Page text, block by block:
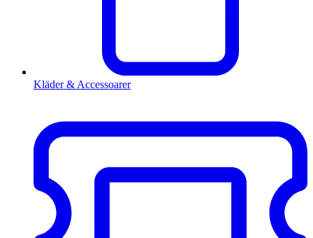
Kläder & Accessoarer